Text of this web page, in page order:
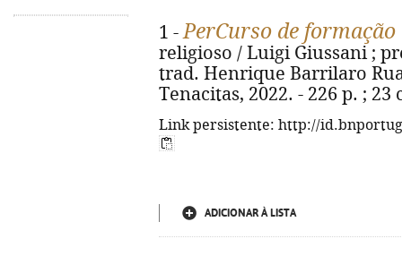
1 -PerCurso de
religioso / Luigi Giussani ;
trad. Henrique Barrilaro
Tenacitas, 2022. - 226 p. ; 23
Link persistente: http://
ADICIONAR À LISTA